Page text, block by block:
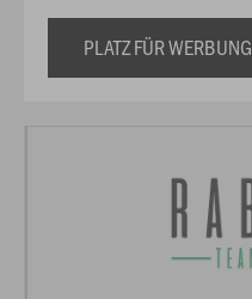
PLATZ FÜR WERBUNG